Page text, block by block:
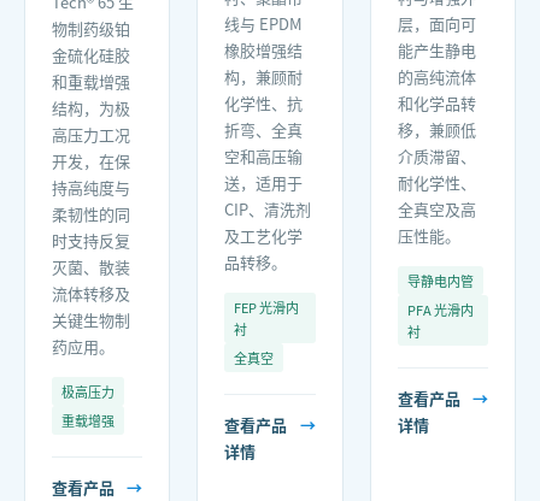
物制药级铂
金硫化硅胶
和重载增强
结构，为极
高压力工况
开发，在保
持高纯度与
柔韧性的同
时支持反复
灭菌、散装
流体转移及
关键生物制
药应用。
极高压力
重载增强
查看产品 →
线与 EPDM
橡胶增强结
构，兼顾耐
化学性、抗
折弯、全真
空和高压输
送，适用于
CIP、清洗剂
及工艺化学
品转移。
FEP 光滑内
衬
全真空
查看产品
详情
→
层，面向可
能产生静电
的高纯流体
和化学品转
移，兼顾低
介质滞留、
耐化学性、
全真空及高
压性能。
导静电内管
PFA 光滑内
衬
查看产品
详情
→